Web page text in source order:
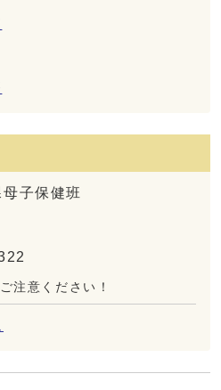
子保健班
注意ください！